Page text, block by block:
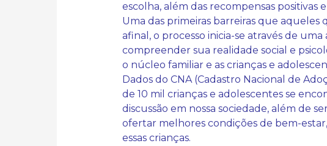
escolha, além das recompensas
Uma das primeiras barreiras que
afinal, o processo inicia-se através de
compreender sua realidade social e
o núcleo familiar e as crianças e
Dados do CNA (Cadastro Nacional de
de 10 mil crianças e adolescentes se
discussão em nossa sociedade, além de
ofertar melhores condições de bem-
essas crianças.